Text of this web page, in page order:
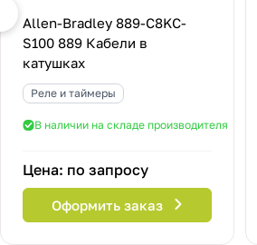
Allen-Bradley 889-C8KC-
S100 889 Кабели в
катушках
Реле и таймеры
В наличии на складе производителя
Цена: по запросу
Оформить заказ